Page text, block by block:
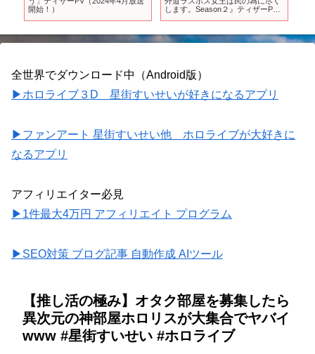
ー
開始！）
します。Season２』ティザーPV
爆
新
全世界でダウンロード中（Android版）
▶ホロライブ３D 星街すいせいが好きになるアプリ
▶ファンアート 星街すいせい他 ホロライブが大好きに
なるアプリ
アフィリエイター必見
▶1件最大4万円 アフィリエイト プログラム
▶SEO対策 ブログ記事 自動作成 AIツール
【推し活の極み】オタク部屋を募集したら
異次元の神部屋ホロリスが大集合でヤバイ
www #星街すいせい #ホロライブ